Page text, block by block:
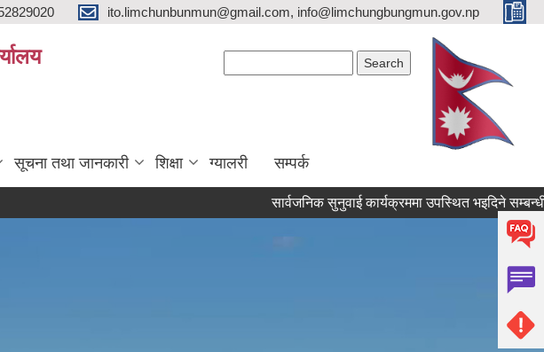
ito.limchunbunmun@gmail.com, info@limchungbungmun.gov.np
सूचना तथा जानकारी शिक्षा ग्यालरी सम्पर्क
सार्वजनिक सुनुवाई कार्यक्रममा उपस्थित भइदिने सम्बन्धी सूचना